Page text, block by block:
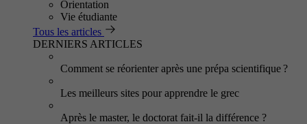
Orientation
Vie étudiante
Tous les articles
DERNIERS ARTICLES
Comment se réorienter après une prépa scientifique ?
Les meilleurs sites pour apprendre le grec
Après le master, le doctorat fait-il la différence ?